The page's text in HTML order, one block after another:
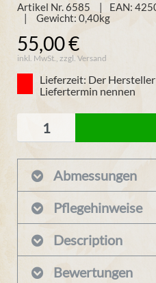
Artikel Nr. 6585
EAN:
Gewicht: 0,40kg
55,00 €
inkl. MwSt., zzgl. Versand
Lieferzeit: Der
Liefertermin nennen
Abmessungen
Pflegehinweise
Description
Bewertungen